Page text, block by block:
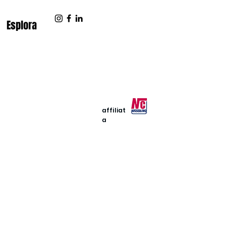
Esplora
affiliat
a